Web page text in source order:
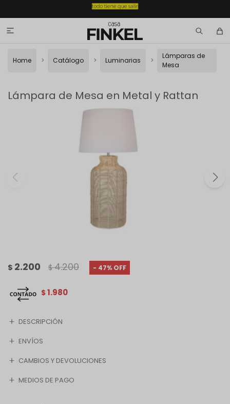

Home Catálogo Luminarias
Lámparas de
Mesa
Lámpara de Mesa en Metal y Rattan
$ 2.200 $ 4.200 47
$1.980
DESCRIPCIÓN
ENVÍOS
CAMBIOS Y DEVOLUCIONES
MEDIOS DE PAGO